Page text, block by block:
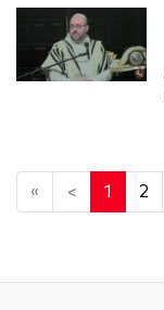
« < 1 2